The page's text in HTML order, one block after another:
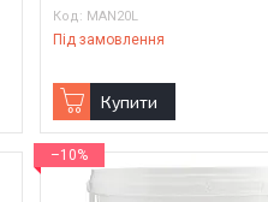
MAN20L
Під замовлення
Купити
–10%